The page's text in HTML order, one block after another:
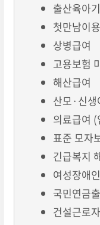
출산육아
첫만남이
상병급여
고용보험
해산급여
산모·신생
의료급여
표준 모자
긴급복지
여성장애
국민연금
건설근로